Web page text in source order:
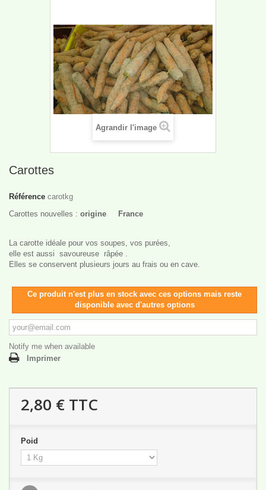
Agrandir l'image
Carottes
Référence carotkg
Carottes nouvelles : origine France
La carotte idéale pour vos soupes, vos purées,
elle est aussi savoureuse râpée .
Elles se conservent plusieurs jours au frais ou en cave.
Ce produit n'est plus en stock avec ces options mais reste
disponible avec d'autres options
Notify me when available
Imprimer
2,80 € TTC
Poid